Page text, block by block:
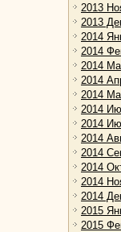
2013
2013
2014
2014
2014
2014
2014
2014
2014
2014
2014
2014
2014
2014
2015
2015